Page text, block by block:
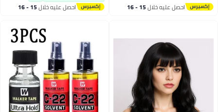
- 100 مل)
خلال 15 - 16 احصل عليه خلال 15 - 16